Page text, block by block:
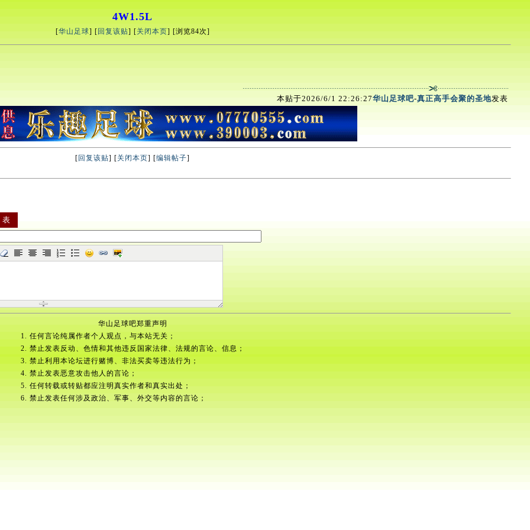
4W1.5L
[华山足球] [ 回复该贴] [关闭本页] [浏览84次]
本贴于2026/6/1 22:26:27华山足球吧-真正高手会聚的圣地发表
[ 回复该贴] [关闭本页] [编辑帖子]
华山足球吧郑重声明
1. 任何言论纯属作者个人观点，与本站无关；
2. 禁止发表反动、色情和其他违反国家法律、法规的言论、信息；
3. 禁止利用本论坛进行赌博、非法买卖等违法行为；
4. 禁止发表恶意攻击他人的言论；
5. 任何转载或转贴都应注明真实作者和真实出处；
6. 禁止发表任何涉及政治、军事、外交等内容的言论；